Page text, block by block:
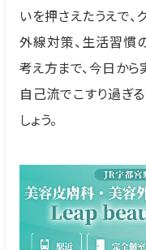
いを押さえたうえで
外線対策、生活習慣
考え方まで、今日から
自己流でこすり過ぎ
しょう。